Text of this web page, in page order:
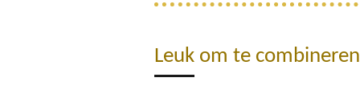
Leuk om te